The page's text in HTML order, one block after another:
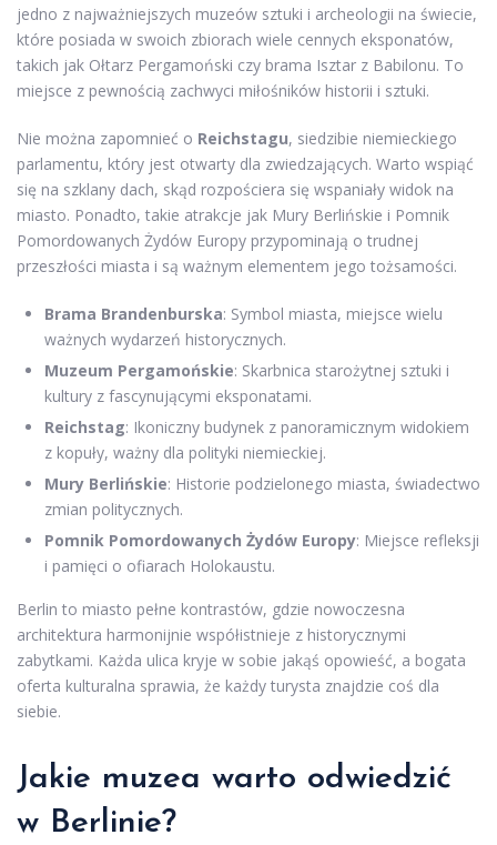
jedno z najważniejszych muzeów sztuki i archeologii na świecie,
które posiada w swoich zbiorach wiele cennych eksponatów,
takich jak Ołtarz Pergamoński czy brama Isztar z Babilonu. To
miejsce z pewnością zachwyci miłośników historii i sztuki.
Nie można zapomnieć o Reichstagu, siedzibie niemieckiego
parlamentu, który jest otwarty dla zwiedzających. Warto wspiąć
się na szklany dach, skąd rozpościera się wspaniały widok na
miasto. Ponadto, takie atrakcje jak Mury Berlińskie i Pomnik
Pomordowanych Żydów Europy przypominają o trudnej
przeszłości miasta i są ważnym elementem jego tożsamości.
Brama Brandenburska: Symbol miasta, miejsce wielu
ważnych wydarzeń historycznych.
Muzeum Pergamońskie: Skarbnica starożytnej sztuki i
kultury z fascynującymi eksponatami.
Reichstag: Ikoniczny budynek z panoramicznym widokiem
z kopuły, ważny dla polityki niemieckiej.
Mury Berlińskie: Historie podzielonego miasta, świadectwo
zmian politycznych.
Pomnik Pomordowanych Żydów Europy: Miejsce refleksji
i pamięci o ofiarach Holokaustu.
Berlin to miasto pełne kontrastów, gdzie nowoczesna
architektura harmonijnie współistnieje z historycznymi
zabytkami. Każda ulica kryje w sobie jakąś opowieść, a bogata
oferta kulturalna sprawia, że każdy turysta znajdzie coś dla
siebie.
Jakie muzea warto odwiedzić
w Berlinie?